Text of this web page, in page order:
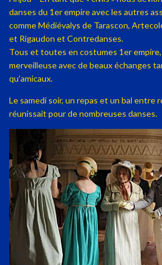
danses du 1er empire avec les autres
comme Médiévalys de Tarascon,
et Rigaudon et Contredanses.
Tous et toutes en costumes 1er
merveilleuse avec de beaux échanges
qu’amicaux.
Le samedi soir, un repas et un bal
réunissait pour de nombreuses danses.